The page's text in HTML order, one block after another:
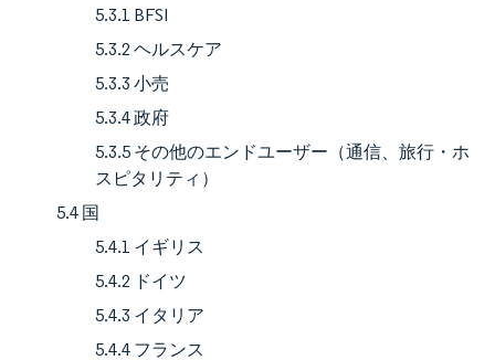
5.3.1 BFSI
5.3.2 ヘルスケア
5.3.3 小売
5.3.4 政府
5.3.5 その他のエンドユーザー（通信、旅行・ホ
スピタリティ）
5.4 国
5.4.1 イギリス
5.4.2 ドイツ
5.4.3 イタリア
5.4.4 フランス